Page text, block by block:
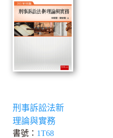
刑事訴訟法新
理論與實務
書號： 1T68